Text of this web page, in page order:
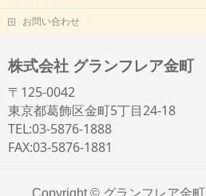
お問い合わせ
株式会社 グランフレア金町
〒125-0042
東京都葛飾区金町5丁目24-18
TEL:03-5876-1888
FAX:03-5876-1881
Copyright © グランフレア金町